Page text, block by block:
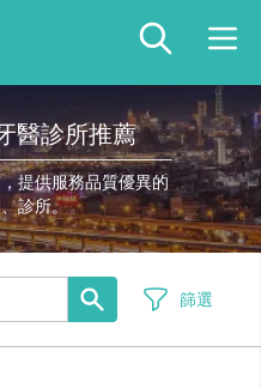
醫診所推薦
提供服務品質優異的
診所。
篩選